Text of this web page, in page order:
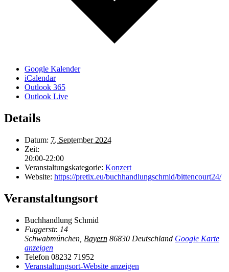
Google Kalender
iCalendar
Outlook 365
Outlook Live
Details
Datum: 7. September 2024
Zeit:
20:00-22:00
Veranstaltungskategorie: Konzert
Website: https://pretix.eu/buchhandlungschmid/bittencourt24/
Veranstaltungsort
Buchhandlung Schmid
Fuggerstr. 14
Schwabmünchen Bayern 86830 Deutschland Google Karte
anzeigen
Telefon 08232 71952
Veranstaltungsort-Website anzeigen